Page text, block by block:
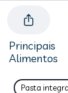
Principais
Alimentos
Pasta